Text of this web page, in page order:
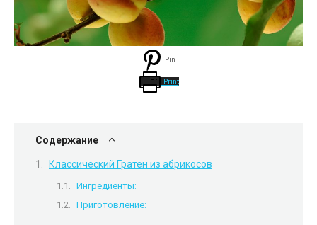
Pin
Print
Содержание
Классический Гратен из абрикосов
Ингредиенты:
Приготовление: